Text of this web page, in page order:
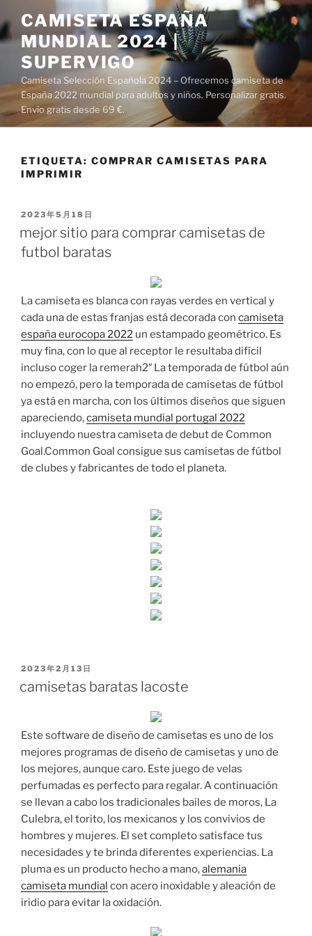
al
contenido
CAMISETA ESPAÑA
MUNDIAL 2024 |
SUPERVIGO
Camiseta Selección Española 2024 – Ofrecemos camiseta de
España 2022 mundial para adultos y niños. Personalizar gratis.
Envío gratis desde 69 €.
ETIQUETA: COMPRAR CAMISETAS PARA
IMPRIMIR
PUBLICADO
2023年5月18日
mejor sitio para comprar camisetas de
futbol baratas
La camiseta es blanca con rayas verdes en vertical y
cada una de estas franjas está decorada con camiseta
españa eurocopa 2022 un estampado geométrico. Es
muy fina, con lo que al receptor le resultaba difícil
incluso coger la remerah2″ La temporada de fútbol aún
no empezó, pero la temporada de camisetas de fútbol
ya está en marcha, con los últimos diseños que siguen
apareciendo,camiseta mundial portugal 2022
incluyendo nuestra camiseta de debut de Common
Goal.Common Goal consigue sus camisetas de fútbol
de clubes y fabricantes de todo el planeta.
PUBLICADO
2023年2月13日
camisetas baratas lacoste
Este software de diseño de camisetas es uno de los
mejores programas de diseño de camisetas y uno de
los mejores, aunque caro. Este juego de velas
perfumadas es perfecto para regalar. A continuación
se llevan a cabo los tradicionales bailes de moros, La
Culebra, el torito, los mexicanos y los convivios de
hombres y mujeres. El set completo satisface tus
necesidades y te brinda diferentes experiencias. La
pluma es un producto hecho a mano,alemania
camiseta mundial con acero inoxidable y aleación de
iridio para evitar la oxidación.